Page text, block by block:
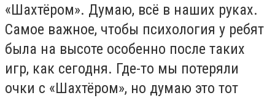
«Шахтёром». Думаю, всё в наших руках.
Самое важное, чтобы психология у ребят
была на высоте особенно после таких
игр, как сегодня. Где-то мы потеряли
очки с «Шахтёром», но думаю это тот